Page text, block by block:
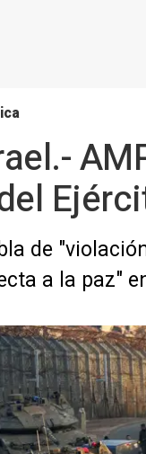
de
a la paz"